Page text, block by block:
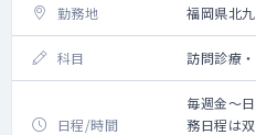
勤務地 福岡県北
科目 訪問診療
日程/時間
毎週金～
務日程は